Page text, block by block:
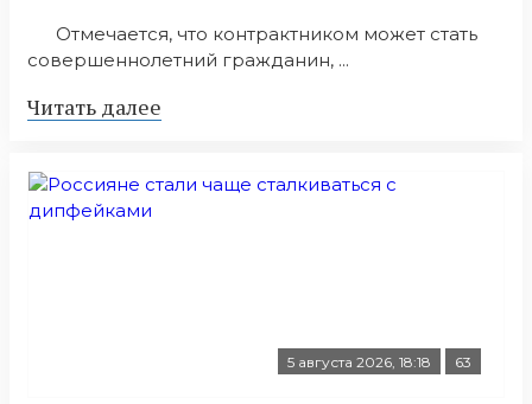
Отмечается, что контрактником может стать
совершеннолетний гражданин, ...
Читать далее
5 августа 2026, 18:18 63